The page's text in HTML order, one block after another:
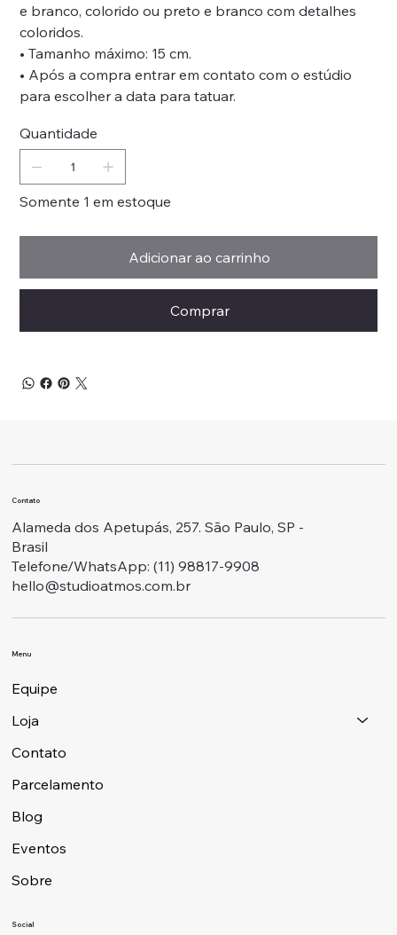
e branco, colorido ou preto e branco com detalhes
coloridos.
• Tamanho máximo: 15 cm.
• Após a compra entrar em contato com o estúdio
para escolher a data para tatuar.
Quantidade
Somente 1 em estoque
Adicionar ao carrinho
Comprar
Contato
Alameda dos Apetupás, 257. São Paulo, SP -
Brasil
Telefone/WhatsApp: ‭(11) 98817-9908
hello@studioatmos.com.br
Menu
Equipe
Loja
Contato
Parcelamento
Blog
Eventos
Sobre
Social